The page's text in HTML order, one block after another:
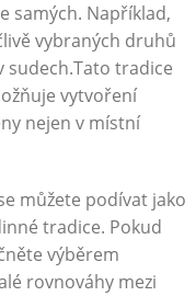
samých. Například,
vybraných druhů
sudech.Tato tradice
vytvoření⁤
nejen v⁤ místní
můžete podívat jako
tradice. Pokud
‌výběrem
rovnováhy mezi